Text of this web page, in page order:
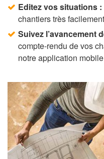
Editez vos situations :
chantiers très facilement
Suivez l’avancement
compte-rendu de vos
notre application mobile